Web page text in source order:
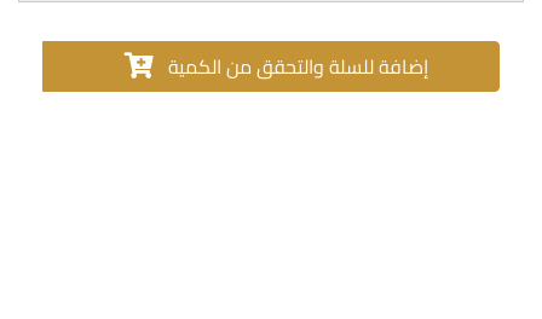
إضافة للسلة والتحقق من الكمية